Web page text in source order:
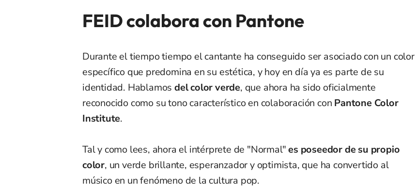
FEID colabora con Pantone
Durante el tiempo tiempo el cantante ha conseguido ser asociado con un color
específico que predomina en su estética, y hoy en día ya es parte de su
identidad. Hablamosdel color verde, que ahora ha sido oficialmente
reconocido como su tono característico en colaboración con Pantone Color
Institute.
Tal y como lees, ahora el intérprete de "Normal"es poseedor de su propio
color, un verde brillante, esperanzador y optimista, que ha convertido al
músico en un fenómeno de la cultura pop.